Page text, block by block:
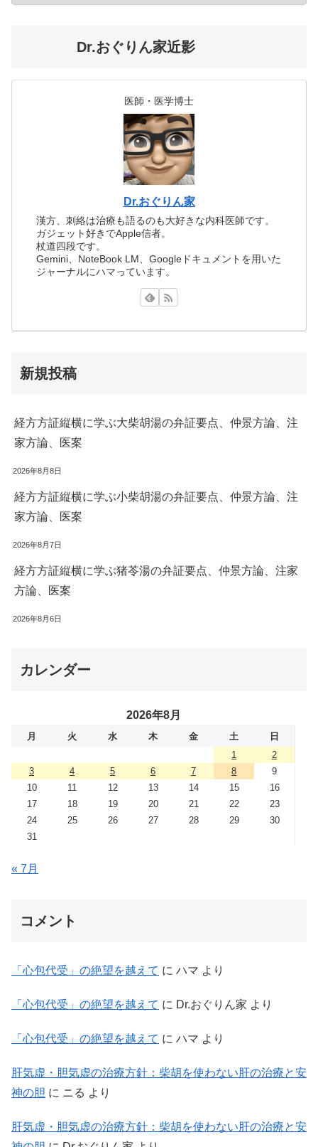
Dr.おぐりん家近影
医師・医学博士
Dr.おぐりん家
漢方、刺絡は治療も語るのも大好きな内科医師です。
ガジェット好きでApple信者。
杖道四段です。
Gemini、NoteBook LM、Googleドキュメントを用いた
ジャーナルにハマっています。
新規投稿
経方方証縦横に学ぶ大柴胡湯の弁証要点、仲景方論、注
家方論、医案
2026年8月8日
経方方証縦横に学ぶ小柴胡湯の弁証要点、仲景方論、注
家方論、医案
2026年8月7日
経方方証縦横に学ぶ猪苓湯の弁証要点、仲景方論、注家
方論、医案
2026年8月6日
カレンダー
2026年8月
月 火 水 木 金 土
日
1
2
3
4 5 6 7 8
9
10
11 12 13 14 15
16
17
18 19 20 21 22
23
24
25 26 27 28 29
30
31
« 7月
コメント
「心包代受」の絶望を越えて に ハマ より
「心包代受」の絶望を越えて に Dr.おぐりん家 より
「心包代受」の絶望を越えて に ハマ より
肝気虚・胆気虚の治療方針：柴胡を使わない肝の治療と安
神の胆 に ニる より
肝気虚・胆気虚の治療方針：柴胡を使わない肝の治療と安